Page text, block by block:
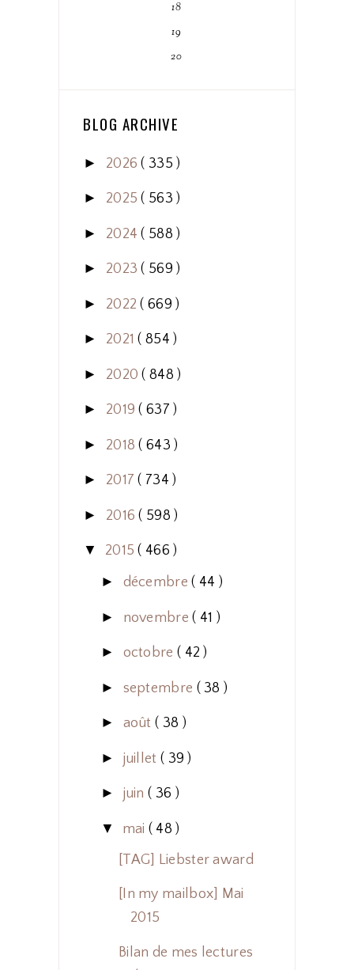
18
19
20
BLOG ARCHIVE
► 2026( 335 )
► 2025( 563 )
► 2024( 588 )
► 2023( 569 )
► 2022( 669 )
► 2021( 854 )
► 2020( 848 )
► 2019( 637 )
► 2018( 643 )
► 2017( 734 )
► 2016( 598 )
▼ 2015( 466 )
► décembre( 44 )
► novembre( 41 )
► octobre ( 42 )
► septembre ( 38 )
► août ( 38 )
► juillet ( 39 )
► juin ( 36 )
▼ mai ( 48 )
[TAG] Liebster award
[In my mailbox] Mai
2015
Bilan de mes lectures